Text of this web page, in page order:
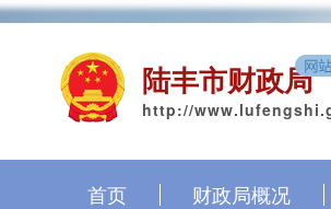
陆丰市财政局
http://
首页 财政局概况